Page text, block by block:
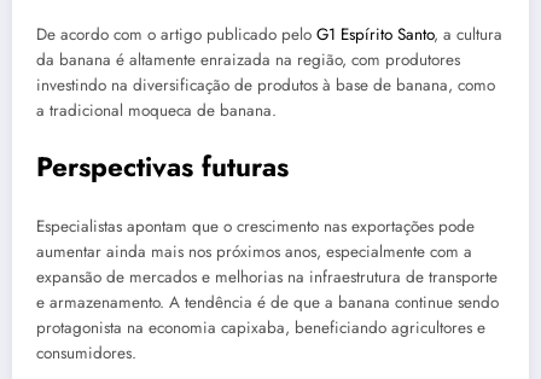
De acordo com o artigo publicado pelo G1 Espírito Santo, a cultura
da banana é altamente enraizada na região, com produtores
investindo na diversificação de produtos à base de banana, como
a tradicional moqueca de banana.
Perspectivas futuras
Especialistas apontam que o crescimento nas exportações pode
aumentar ainda mais nos próximos anos, especialmente com a
expansão de mercados e melhorias na infraestrutura de transporte
e armazenamento. A tendência é de que a banana continue sendo
protagonista na economia capixaba, beneficiando agricultores e
consumidores.